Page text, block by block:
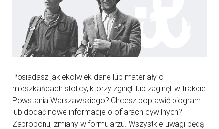
Posiadasz jakiekolwiek dane lub materiały o
mieszkańcach stolicy, którzy zginęli lub zaginęli w trakcie
Powstania Warszawskiego? Chcesz poprawić biogram
lub dodać nowe informacje o ofiarach cywilnych?
Zaproponuj zmiany w formularzu. Wszystkie uwagi będą